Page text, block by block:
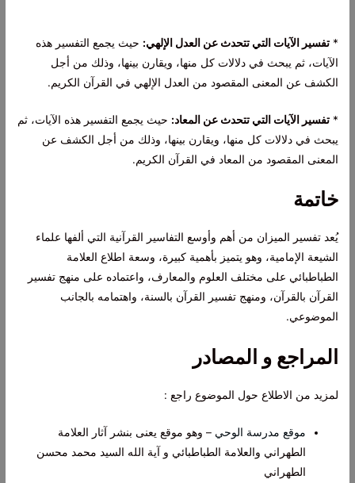
*تفسير الآيات التي تتحدث عن العدل الإلهي: حيث يجمع التفسير هذه
الآيات، ثم يبحث في دلالات كل منها، ويقارن بينها، وذلك من أجل
الكشف عن المعنى المقصود من العدل الإلهي في القرآن الكريم.
*تفسير الآيات التي تتحدث عن المعاد: حيث يجمع التفسير هذه الآيات، ثم
يبحث في دلالات كل منها، ويقارن بينها، وذلك من أجل الكشف عن
المعنى المقصود من المعاد في القرآن الكريم.
خاتمة
يُعد تفسير الميزان من أهم وأوسع التفاسير القرآنية التي ألفها علماء
الشيعة الإمامية، وهو يتميز بأهمية كبيرة، وسعة اطلاع العلامة
الطباطبائي على مختلف العلوم والمعارف، واعتماده على منهج تفسير
القرآن بالقرآن، ومنهج تفسير القرآن بالسنة، واهتمامه بالجانب
الموضوعي.
المراجع و المصادر
لمزيد من الاطلاع حول الموضوع راجع :
موقع مدرسة الوحي – وهو موقع يعنى بنشر آثار العلامة
الطهراني والعلامة الطباطبائي و آية الله السيد محمد محسن
الطهراني